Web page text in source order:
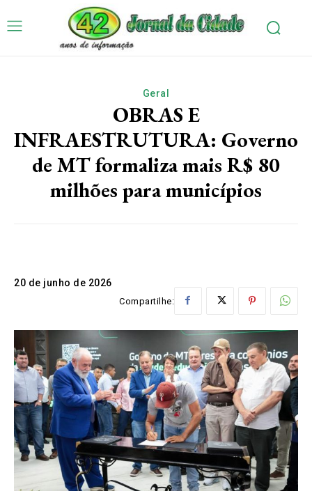
Geral
OBRAS E
INFRAESTRUTURA: Governo
de MT formaliza mais R$ 80
milhões para municípios
20 de junho de 2026
Compartilhe: